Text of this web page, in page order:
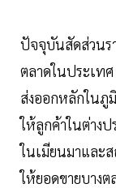
ปัจจุบันสัดส่วนร
ตลาดในประเท
ส่งออกหลักในภู
ให้ลูกค้าในต่างป
ในเมียนมาและ
ให้ยอดขายบาง